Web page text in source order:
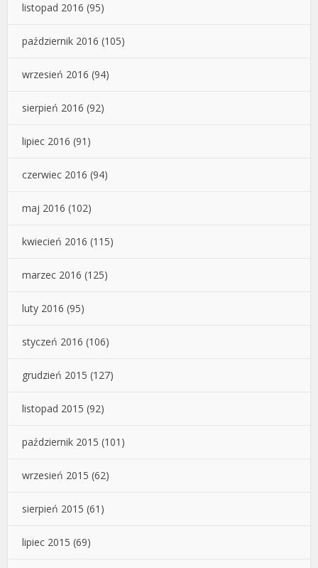
listopad 2016 (95)
październik 2016 (105)
wrzesień 2016 (94)
sierpień 2016 (92)
lipiec 2016 (91)
czerwiec 2016 (94)
maj 2016 (102)
kwiecień 2016 (115)
marzec 2016 (125)
luty 2016 (95)
styczeń 2016 (106)
grudzień 2015 (127)
listopad 2015 (92)
październik 2015 (101)
wrzesień 2015 (62)
sierpień 2015 (61)
lipiec 2015 (69)